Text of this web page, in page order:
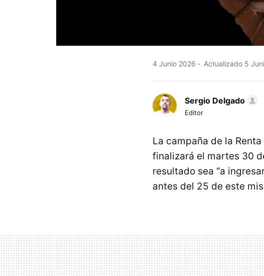
4 Junio 2026 Actualizado 5
Sergio Delgado
Editor
La campaña de la
finalizará el martes 30
resultado sea “a
antes del 25 de este